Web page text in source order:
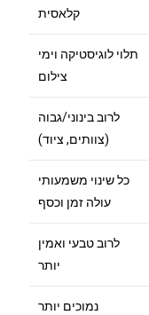
קלאסית
תלוי לוגיסטיקה וימי
צילום
לרוב בינוני/גבוה
(צוותים, ציוד)
כל שינוי משמעותי
עולה זמן וכסף
לרוב טבעי ואמין
יותר
נמוכים יותר